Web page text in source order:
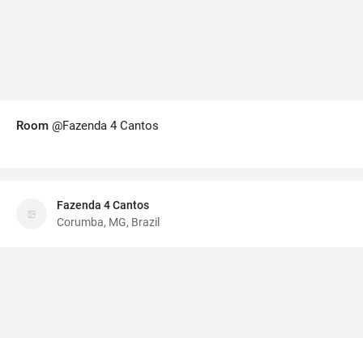
Room @Fazenda 4 Cantos
Fazenda 4 Cantos
Corumba, MG, Brazil